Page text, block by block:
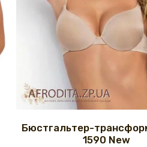
Бюстгальтер-
1590 New